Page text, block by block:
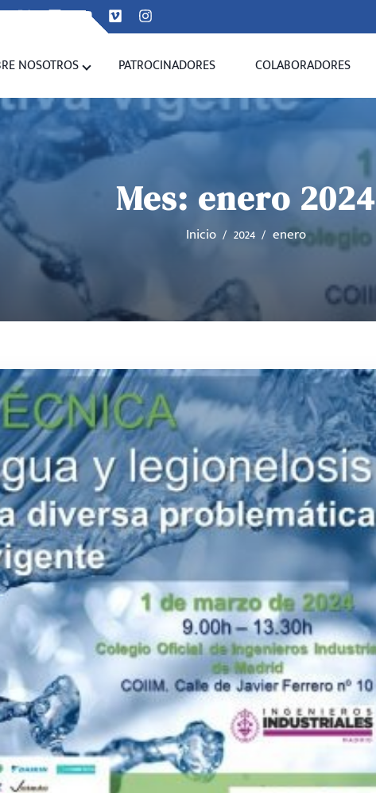
NOSOTROS PATROCINADORES COLABORADORES
Mes: enero 2024
Inicio 2024 enero